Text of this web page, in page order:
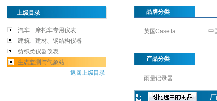
上级目录
汽车、摩托车专用仪表
建筑、建材、钢结构仪器
纺织类仪器仪表
生态监测与气象站
返回上级目录
品牌分类
英国Casella 中
产品分类
雨量记录器
厂